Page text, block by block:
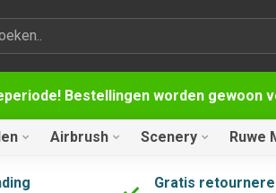
Bestellingen worden gewoon
Airbrush Scenery Ruwe
Gratis